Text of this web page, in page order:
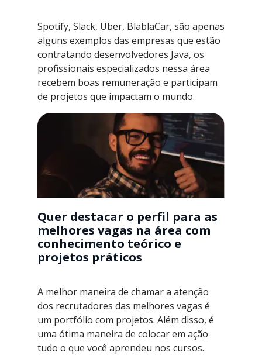
Spotify, Slack, Uber, BlablaCar, são apenas
alguns exemplos das empresas que estão
contratando desenvolvedores Java, os
profissionais especializados nessa área
recebem boas remuneração e participam
de projetos que impactam o mundo.
Quer destacar o perfil para as
melhores vagas na área com
conhecimento teórico e
projetos práticos
A melhor maneira de chamar a atenção
dos recrutadores das melhores vagas é
um portfólio com projetos. Além disso, é
uma ótima maneira de colocar em ação
tudo o que você aprendeu nos cursos.